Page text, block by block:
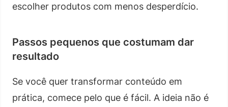
escolher produtos com menos desperdício.
Passos pequenos que costumam dar
resultado
Se você quer transformar conteúdo em
prática, comece pelo que é fácil. A ideia não é